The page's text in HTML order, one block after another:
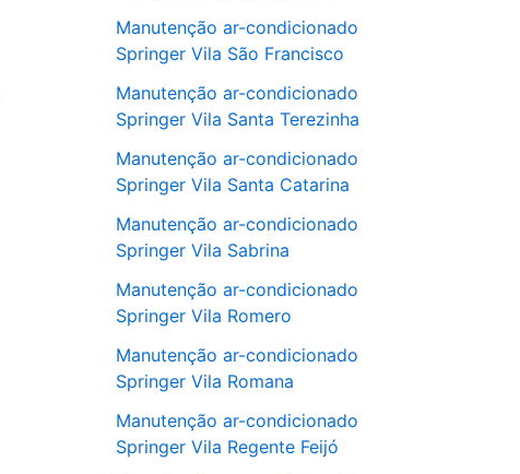
Manutenção ar-condicionado
Springer Vila São Francisco
Manutenção ar-condicionado
Springer Vila Santa Terezinha
Manutenção ar-condicionado
Springer Vila Santa Catarina
Manutenção ar-condicionado
Springer Vila Sabrina
Manutenção ar-condicionado
Springer Vila Romero
Manutenção ar-condicionado
Springer Vila Romana
Manutenção ar-condicionado
Springer Vila Regente Feijó